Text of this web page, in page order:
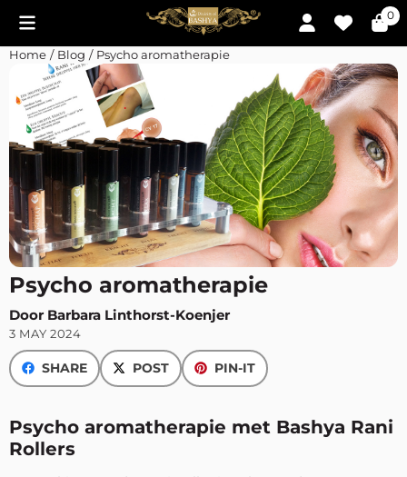
Cookievoorkeuren zijn momenteel gesloten. 0
Home / Blog / Psycho aromatherapie
Psycho aromatherapie
Door Barbara Linthorst-Koenjer
3 MAY 2024
SHARE POST PIN-IT
Psycho aromatherapie met Bashya Rani
Rollers